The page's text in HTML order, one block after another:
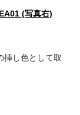
(写真右)
挿し色として取